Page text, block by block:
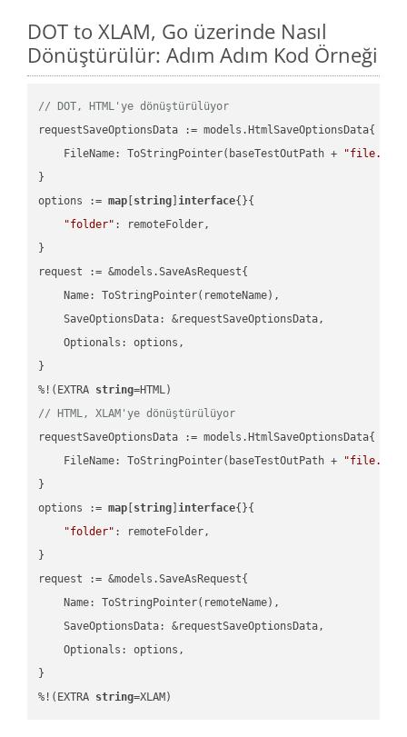
DOT to XLAM, Go üzerinde Nasıl
Dönüştürülür: Adım Adım Kod Örneği
// DOT, HTML'ye dönüştürülüyor
requestSaveOptionsData := models.HtmlSaveOptionsData{
    FileName: ToStringPointer(baseTestOutPath +
"file.DOT"
}
options := map string ]interface{}{
"folder" : remoteFolder,
}
request := &models.SaveAsRequest{
    Name: ToStringPointer(remoteName),
    SaveOptionsData: &requestSaveOptionsData,
    Optionals: options,
}
%!(EXTRA string
// HTML, XLAM'ye dönüştürülüyor
requestSaveOptionsData := models.HtmlSaveOptionsData{
    FileName: ToStringPointer(baseTestOutPath +
}
options := map string ]interface{}{
"folder" : remoteFolder,
}
request := &models.SaveAsRequest{
    Name: ToStringPointer(remoteName),
    SaveOptionsData: &requestSaveOptionsData,
    Optionals: options,
}
%!(EXTRA string=XLAM)